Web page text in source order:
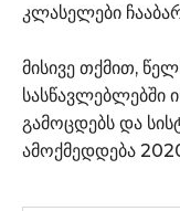
კლასელები
მისივე თქმით,
სასწავლებლებში
გამოცდებს და
ამოქმედდება